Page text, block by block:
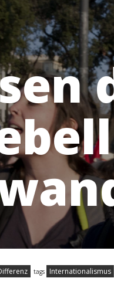
tags Internationalismus